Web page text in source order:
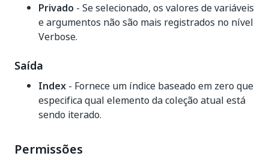
Privado - Se selecionado, os valores de variáveis
e argumentos não são mais registrados no nível
Verbose.
Saída
Index - Fornece um índice baseado em zero que
especifica qual elemento da coleção atual está
sendo iterado.
Permissões